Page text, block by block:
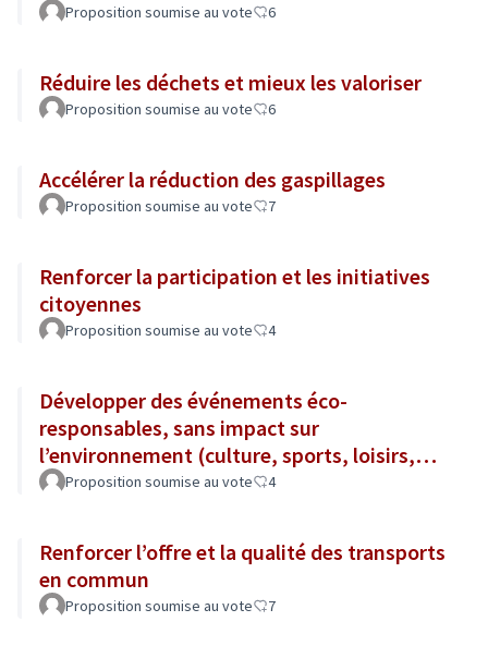
Proposition soumise au vote 6
Réduire les déchets et mieux les valoriser
Proposition soumise au vote 6
Accélérer la réduction des gaspillages
Proposition soumise au vote 7
Renforcer la participation et les initiatives
citoyennes
Proposition soumise au vote 4
Développer des événements éco-
responsables, sans impact sur
l’environnement (culture, sports, loisirs,
tourisme...)
Proposition soumise au vote 4
Renforcer l’offre et la qualité des transports
en commun
Proposition soumise au vote 7